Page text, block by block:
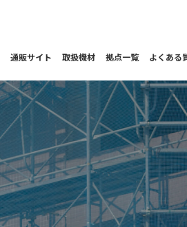
通販サイト 取扱機材 拠点一覧 よくある